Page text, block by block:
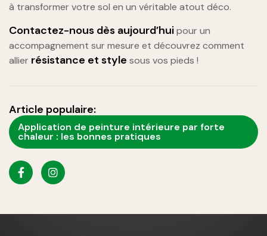
à transformer votre sol en un véritable atout déco.
Contactez-nous dès aujourd’huipour un
accompagnement sur mesure et découvrez comment
allier résistance et style sous vos pieds !
Article populaire:
Application de peinture intérieure par forte
chaleur : les bonnes pratiques